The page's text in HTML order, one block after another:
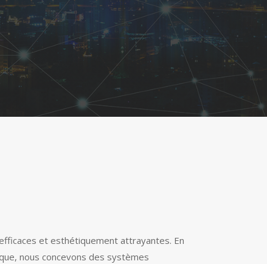
et esthétiquement attrayantes. En
nous concevons des systèmes